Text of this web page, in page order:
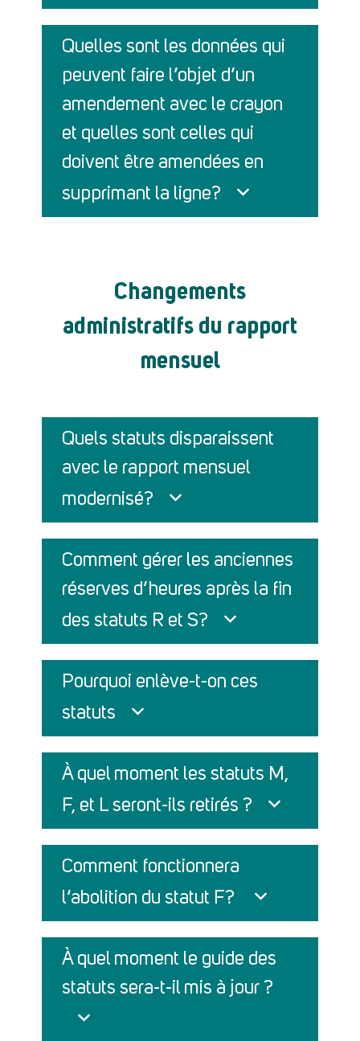
Quelles sont les données qui
peuvent faire l’objet d’un
amendement avec le crayon
et quelles sont celles qui
doivent être amendées en
supprimant la ligne?
Changements
administratifs du rapport
mensuel
Quels statuts disparaissent
avec le rapport mensuel
modernisé?
Comment gérer les anciennes
réserves d’heures après la fin
des statuts R et S?
Pourquoi enlève-t-on ces
statuts
À quel moment les statuts M,
F, et L seront-ils retirés ?
Comment fonctionnera
l’abolition du statut F?
À quel moment le guide des
statuts sera-t-il mis à jour ?